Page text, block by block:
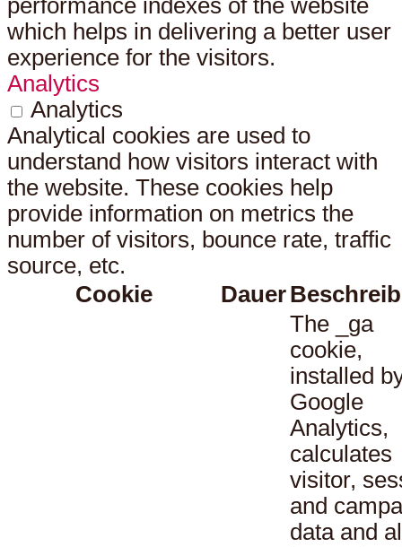
performance indexes of the website
which helps in delivering a better user
experience for the visitors.
Analytics
Analytics
Analytical cookies are used to
understand how visitors interact with
the website. These cookies help
provide information on metrics the
number of visitors, bounce rate, traffic
source, etc.
Cookie
Dauer
The _ga
cookie,
installed
Google
Analytics,
calculates
visitor,
and
data and